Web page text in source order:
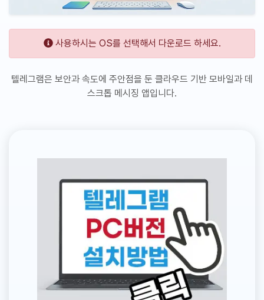
사용하시는 OS를 선택해서 다운로드 하세요.
텔레그램은 보안과 속도에 주안점을 둔 클라우드 기반 모바일과 데
스크톱 메시징 앱입니다.